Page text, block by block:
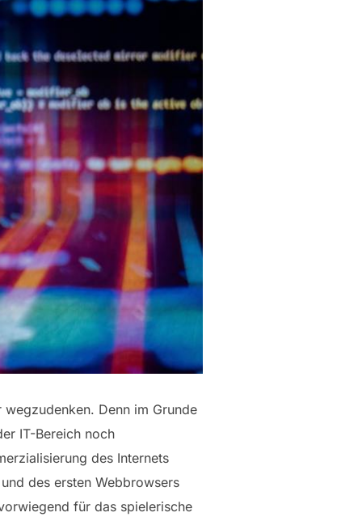
Denn im Grunde
IT-Bereich noch
des Internets
des ersten Webbrowsers
für das spielerische